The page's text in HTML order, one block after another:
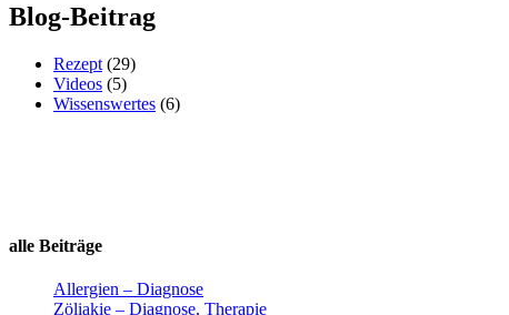
Blog-Beitrag
Rezept (29)
Videos (5)
Wissenswertes (6)
alle Beiträge
Allergien – Diagnose
Zöliakie – Diagnose, Therapie